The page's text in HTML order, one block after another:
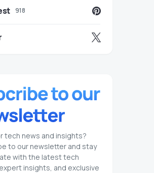
918
tech news and insights?
to our newsletter and stay
with the latest tech
insights, and exclusive